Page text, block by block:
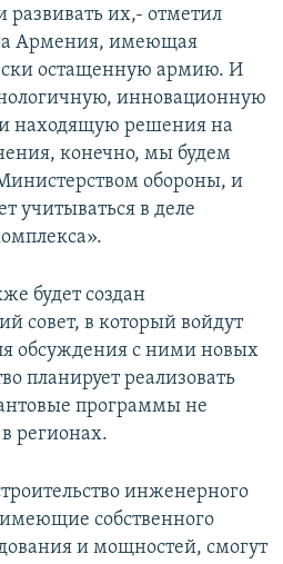
развивать их,- отметил
Армения, имеющая
остащенную армию. И
инновационную
находящую решения на
конечно, мы будем
обороны, и
учитываться в деле
будет создан
совет, в который войдут
обсуждения с ними новых
планирует реализовать
программы не
регионах.
инженерного
собственного
и мощностей, смогут